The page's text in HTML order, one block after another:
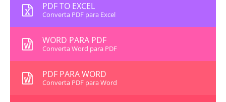
PDF TO EXCEL
Converta PDF para Excel
WORD PARA PDF
Converta Word para PDF
PDF PARA WORD
Converta PDF para Word